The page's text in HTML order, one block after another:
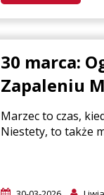
30 marca:
Zapaleniu
Marzec to czas,
Niestety, to także